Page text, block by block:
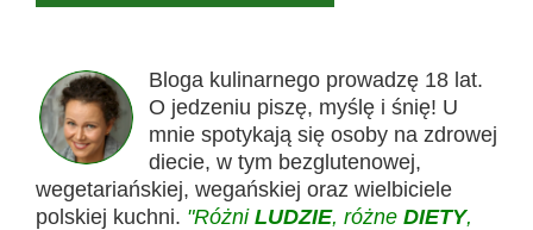
Bloga kulinarnego prowadzę 18 lat.
O jedzeniu piszę, myślę i śnię! U
mnie spotykają się osoby na zdrowej
diecie, w tym bezglutenowej,
wegetariańskiej, wegańskiej oraz wielbiciele
polskiej kuchni. "Różni LUDZIE, różne DIETY,